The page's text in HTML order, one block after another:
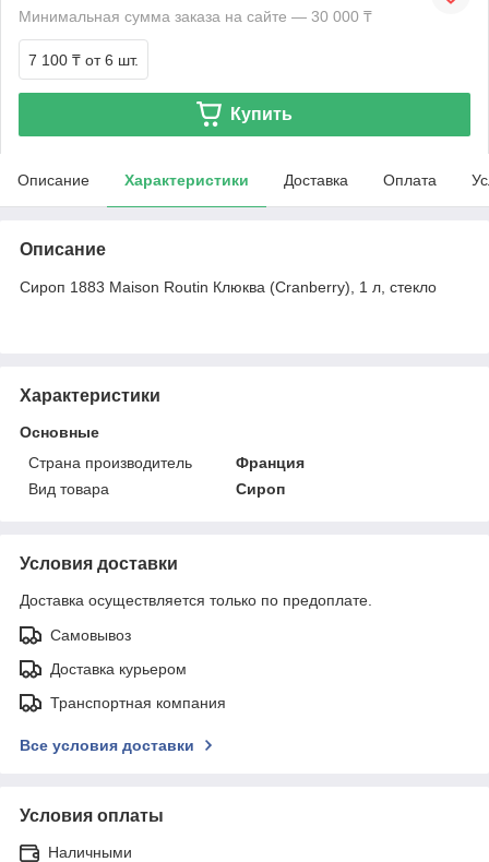
Минимальная сумма заказа на сайте — 30 000 ₸
7 100 ₸ от 6 шт.
Купить
Описание Характеристики Доставка Оплата
Описание
Сироп 1883 Maison Routin Клюква (Cranberry), 1 л, стекло
Характеристики
Основные
Страна производитель
Франция
Вид товара
Сироп
Условия доставки
Доставка осуществляется только по предоплате.
Самовывоз
Доставка курьером
Транспортная компания
Все условия доставки
Условия оплаты
Наличными